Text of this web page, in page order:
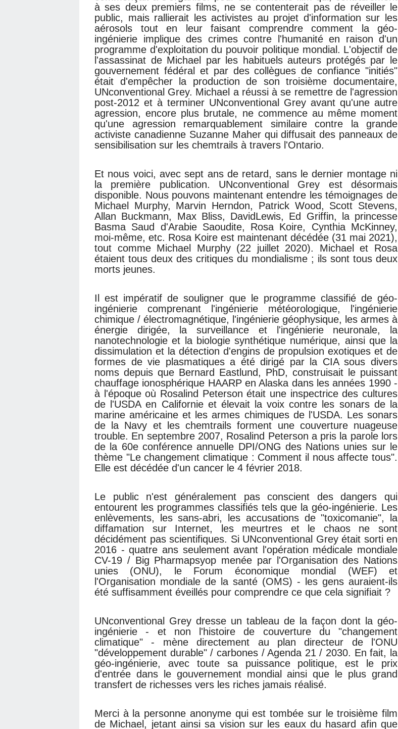
à ses deux premiers films, ne se contenterait pas de réveiller le
public, mais rallierait les activistes au projet d'information sur les
aérosols tout en leur faisant comprendre comment la géo-
ingénierie implique des crimes contre l'humanité en raison d'un
programme d'exploitation du pouvoir politique mondial. L'objectif de
l'assassinat de Michael par les habituels auteurs protégés par le
gouvernement fédéral et par des collègues de confiance "initiés"
était d'empêcher la production de son troisième documentaire,
UNconventional Grey. Michael a réussi à se remettre de l'agression
post-2012 et à terminer UNconventional Grey avant qu'une autre
agression, encore plus brutale, ne commence au même moment
qu'une agression remarquablement similaire contre la grande
activiste canadienne Suzanne Maher qui diffusait des panneaux de
sensibilisation sur les chemtrails à travers l'Ontario.
Et nous voici, avec sept ans de retard, sans le dernier montage ni
la première publication. UNconventional Grey est désormais
disponible. Nous pouvons maintenant entendre les témoignages de
Michael Murphy, Marvin Herndon, Patrick Wood, Scott Stevens,
Allan Buckmann, Max Bliss, DavidLewis, Ed Griffin, la princesse
Basma Saud d'Arabie Saoudite, Rosa Koire, Cynthia McKinney,
moi-même, etc. Rosa Koire est maintenant décédée (31 mai 2021),
tout comme Michael Murphy (22 juillet 2020). Michael et Rosa
étaient tous deux des critiques du mondialisme ; ils sont tous deux
morts jeunes.
Il est impératif de souligner que le programme classifié de géo-
ingénierie comprenant l'ingénierie météorologique, l'ingénierie
chimique / électromagnétique, l'ingénierie géophysique, les armes à
énergie dirigée, la surveillance et l'ingénierie neuronale, la
nanotechnologie et la biologie synthétique numérique, ainsi que la
dissimulation et la détection d'engins de propulsion exotiques et de
formes de vie plasmatiques a été dirigé par la CIA sous divers
noms depuis que Bernard Eastlund, PhD, construisait le puissant
chauffage ionosphérique HAARP en Alaska dans les années 1990 -
à l'époque où Rosalind Peterson était une inspectrice des cultures
de l'USDA en Californie et élevait la voix contre les sonars de la
marine américaine et les armes chimiques de l'USDA. Les sonars
de la Navy et les chemtrails forment une couverture nuageuse
trouble. En septembre 2007, Rosalind Peterson a pris la parole lors
de la 60e conférence annuelle DPI/ONG des Nations unies sur le
thème "Le changement climatique : Comment il nous affecte tous".
Elle est décédée d'un cancer le 4 février 2018.
Le public n'est généralement pas conscient des dangers qui
entourent les programmes classifiés tels que la géo-ingénierie. Les
enlèvements, les sans-abri, les accusations de "toxicomanie", la
diffamation sur Internet, les meurtres et le chaos ne sont
décidément pas scientifiques. Si UNconventional Grey était sorti en
2016 - quatre ans seulement avant l'opération médicale mondiale
CV-19 / Big Pharmapsyop menée par l'Organisation des Nations
unies (ONU), le Forum économique mondial (WEF) et
l'Organisation mondiale de la santé (OMS) - les gens auraient-ils
été suffisamment éveillés pour comprendre ce que cela signifiait ?
UNconventional Grey dresse un tableau de la façon dont la géo-
ingénierie - et non l'histoire de couverture du "changement
climatique" - mène directement au plan directeur de l'ONU
"développement durable" / carbones / Agenda 21 / 2030. En fait, la
géo-ingénierie, avec toute sa puissance politique, est le prix
d'entrée dans le gouvernement mondial ainsi que le plus grand
transfert de richesses vers les riches jamais réalisé.
Merci à la personne anonyme qui est tombée sur le troisième film
de Michael, jetant ainsi sa vision sur les eaux du hasard afin que